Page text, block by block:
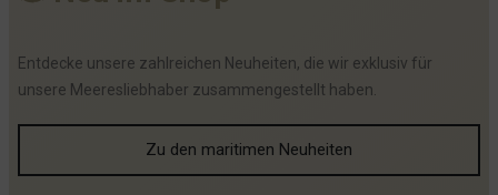
Entdecke unsere zahlreichen Neuheiten, die wir exklusiv für
unsere Meeresliebhaber zusammengestellt haben.
Zu den maritimen Neuheiten